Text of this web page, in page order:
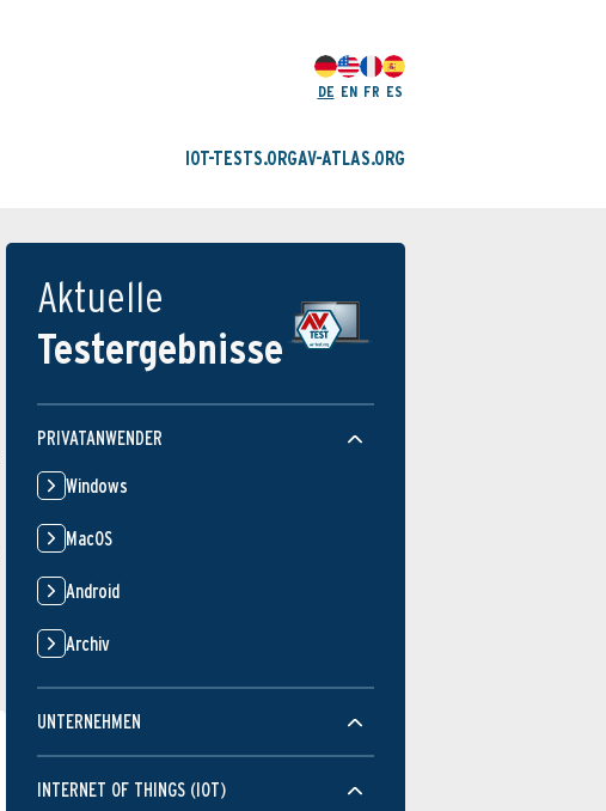
DE EN FR ES
IOT-TESTS.ORGAV-ATLAS.ORG
Aktuelle
Testergebnisse
PRIVATANWENDER
Windows
MacOS
Android
Archiv
UNTERNEHMEN
INTERNET OF THINGS (IOT)